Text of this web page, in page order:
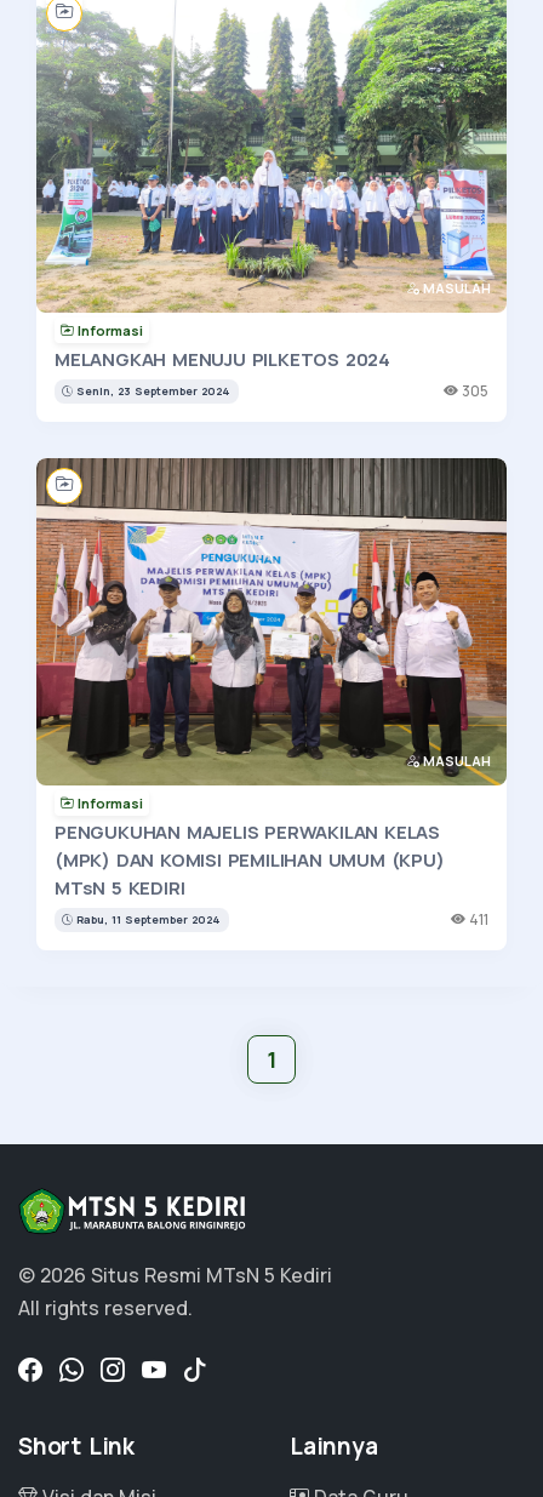
MASULAH
Informasi
MELANGKAH MENUJU PILKETOS 2024
Senin, 23 September 2024 305
MASULAH
Informasi
PENGUKUHAN MAJELIS PERWAKILAN KELAS
(MPK) DAN KOMISI PEMILIHAN UMUM (KPU)
MTsN 5 KEDIRI
Rabu, 11 September 2024 411
1
© 2026 Situs Resmi MTsN 5 Kediri
All rights reserved.
Short Link Lainnya